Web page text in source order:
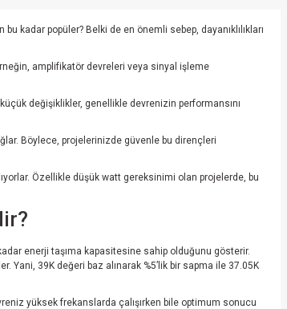
kadar popüler? Belki de en önemli sebep, dayanıklılıkları
amplifikatör devreleri veya sinyal işleme
değişiklikler, genellikle devrenizin performansını
Böylece, projelerinizde güvenle bu dirençleri
Özellikle düşük watt gereksinimi olan projelerde, bu
enerji taşıma kapasitesine sahip olduğunu gösterir.
39K değeri baz alınarak %5’lik bir sapma ile 37.05K
yüksek frekanslarda çalışırken bile optimum sonucu